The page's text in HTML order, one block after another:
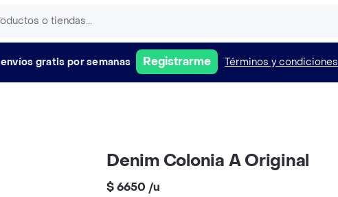
envíos gratis por semanas Registrarme Términos y condiciones
Denim Colonia A Original
$ 6650 /u